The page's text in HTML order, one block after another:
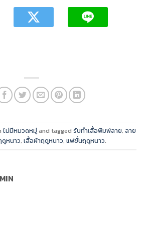
ไม่มีหมวดหมู่ and tagged รับทำเสื้อพิมพ์ลาย, ลาย
หนาว, เสื้อผ้าฤดูหนาว, แฟชั่นฤดูหนาว.